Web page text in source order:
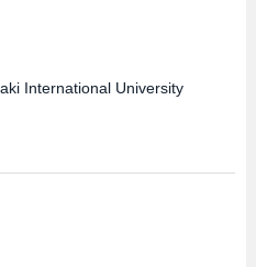
International University